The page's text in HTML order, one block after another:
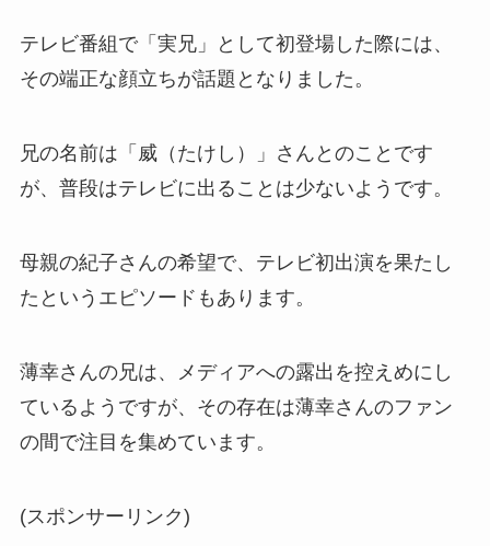
テレビ番組で「実兄」として初登場した際には、
その端正な顔立ちが話題となりました。
兄の名前は「威（たけし）」さんとのことです
が、普段はテレビに出ることは少ないようです。
母親の紀子さんの希望で、テレビ初出演を果たし
たというエピソードもあります。
薄幸さんの兄は、メディアへの露出を控えめにし
ているようですが、その存在は薄幸さんのファン
の間で注目を集めています。
(スポンサーリンク)